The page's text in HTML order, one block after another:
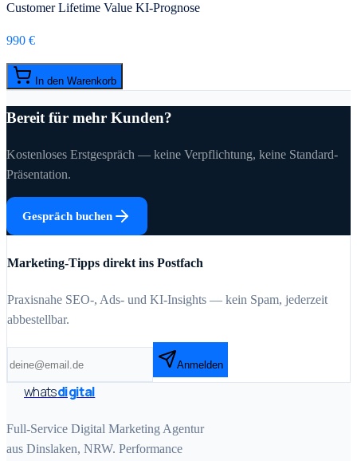
Customer Lifetime Value KI-Prognose
990 €
In den Warenkorb
Bereit für mehr Kunden?
Kostenloses Erstgespräch — keine Verpflichtung, keine Standard-
Präsentation.
Gespräch buchen
Marketing-Tipps direkt ins Postfach
Praxisnahe SEO-, Ads- und KI-Insights — kein Spam, jederzeit
abbestellbar.
Anmelden
whatsdigital
Full-Service Digital Marketing Agentur
aus Dinslaken, NRW. Performance